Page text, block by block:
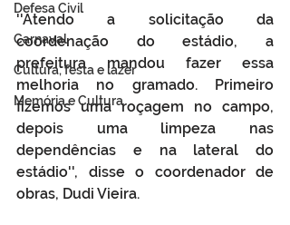
Defesa Civil
Carnaval
Cultura, festa e lazer
Memória e Cultura
''Atendo a solicitação da
coordenação do estádio, a
prefeitura mandou fazer essa
melhoria no gramado. Primeiro
fizemos uma roçagem no campo,
depois uma limpeza nas
dependências e na lateral do
estádio'', disse o coordenador de
obras, Dudi Vieira.